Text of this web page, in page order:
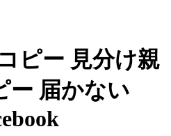
ピー 見分け親
ー 届かない